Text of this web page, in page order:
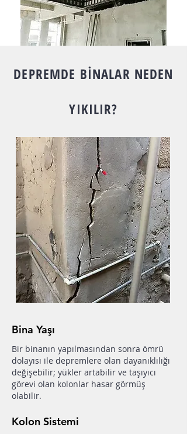
DEPREMDE BİNALAR NEDEN
YIKILIR?
Bina Yaşı
Bir binanın yapılmasından sonra ömrü
dolayısı ile depremlere olan dayanıklılığı
değişebilir; yükler artabilir ve taşıyıcı
görevi olan kolonlar hasar görmüş
olabilir.
Kolon Sistemi